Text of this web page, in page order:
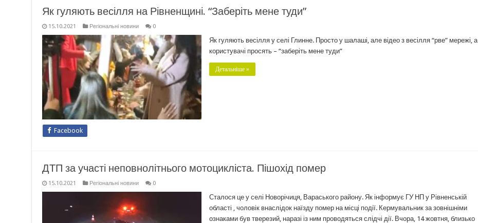
Як гуляють весілля на Рівненщині. “Заберіть мене туди”
15.10.2021 Регіональні новини 0
Як гуляють весілля у селі Глинне. Просто у шалаші, але відео з весілля “рве” мережі, а
користувачі просять – “заберіть мене туди”
Детальніше »
Facebook
ДТП за участі неповнолітнього мотоцикліста. Пішохід помер
15.10.2021 Регіональні новини 0
Сталося це у селі Новорічиця, Вараського району. Як інформує ГУ НП у Рівненській
області , чоловік внаслідок наїзду помер на місці події. Кермувальник за зовнішніми
ознаками був тверезий, наразі із ним проводяться слідчі дії. Вчора, 14 жовтня, близько